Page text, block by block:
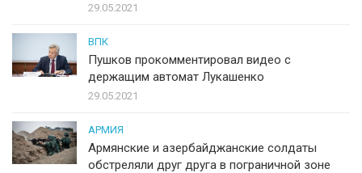
29.05.2021
ВПК
Пушков прокомментировал видео с
держащим автомат Лукашенко
29.05.2021
АРМИЯ
Армянские и азербайджанские солдаты
обстреляли друг друга в пограничной зоне